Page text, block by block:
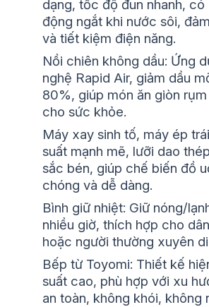
dạng, tốc độ đun nhanh,
động ngắt khi nước sôi,
và tiết kiệm điện năng.
Nồi chiên không dầu: Ứng
nghệ Rapid Air, giảm dầu
80%, giúp món ăn giòn
cho sức khỏe.
Máy xay sinh tố, máy ép
suất mạnh mẽ, lưỡi dao
sắc bén, giúp chế biến đồ
chóng và dễ dàng.
Bình giữ nhiệt: Giữ nóng/
nhiều giờ, thích hợp cho
hoặc người thường xuyên
Bếp từ Toyomi: Thiết kế
suất cao, phù hợp với xu
an toàn, không khói, không